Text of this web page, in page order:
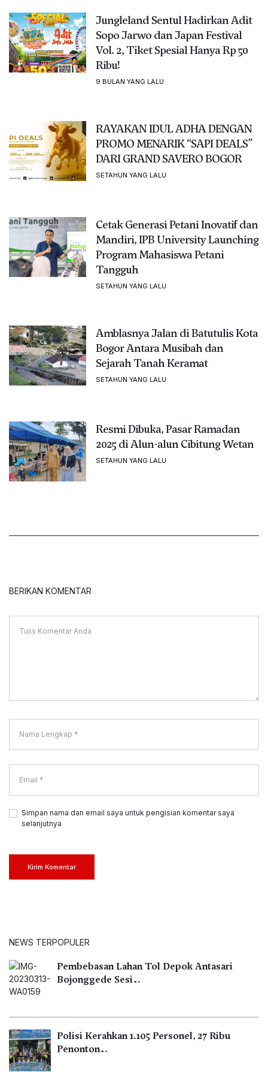
Jungleland Sentul Hadirkan Adit
Sopo Jarwo dan Japan Festival
Vol. 2, Tiket Spesial Hanya Rp 50
Ribu!
9 BULAN YANG LALU
RAYAKAN IDUL ADHA DENGAN
PROMO MENARIK “SAPI DEALS”
DARI GRAND SAVERO BOGOR
SETAHUN YANG LALU
Cetak Generasi Petani Inovatif dan
Mandiri, IPB University Launching
Program Mahasiswa Petani
Tangguh
SETAHUN YANG LALU
Amblasnya Jalan di Batutulis Kota
Bogor Antara Musibah dan
Sejarah Tanah Keramat
SETAHUN YANG LALU
Resmi Dibuka, Pasar Ramadan
2025 di Alun-alun Cibitung Wetan
SETAHUN YANG LALU
BERIKAN KOMENTAR
Simpan nama dan email saya untuk pengisian komentar saya
selanjutnya
Kirim Komentar
NEWS TERPOPULER
Pembebasan Lahan Tol Depok Antasari
Bojonggede Sesi…
Polisi Kerahkan 1.105 Personel, 27 Ribu
Penonton…